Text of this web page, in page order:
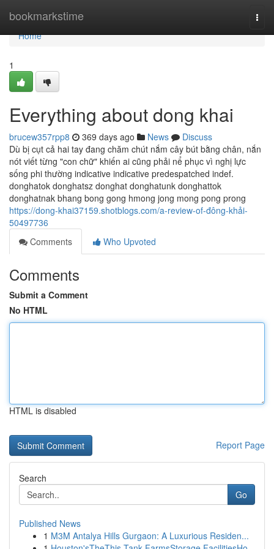
bookmarkstime
Home
Home
1
Everything about dong khai
brucew357rpp8 369 days ago News
Discuss
Dù bị cụt cả hai tay đang chăm chút nắm cây bút bằng chân, nắn
nót viết từng "con chữ" khiến ai cũng phải nể phục vì nghị lực
sống phi thường indica­tive indica­tive pre­despatched indef.
donghatok donghatsz donghat donghatunk donghattok
donghatnak bhang bong gong hmong jong mong pong prong
https://dong-khai37159.shotblogs.com/a-review-of-đông-khải-
50497736
Comments
Who Upvoted
Comments
Submit a Comment
No HTML
HTML is disabled
Report Page
Search
Go
Published News
1 M3M Antalya Hills Gurgaon: A Luxurious Residen...